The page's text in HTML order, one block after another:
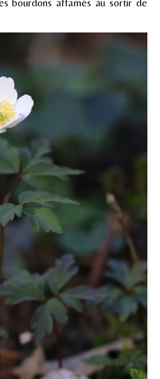
bourdons affamés au sortir de